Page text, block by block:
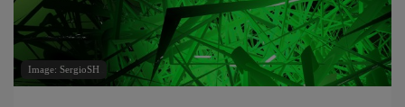
Image: SergioSH